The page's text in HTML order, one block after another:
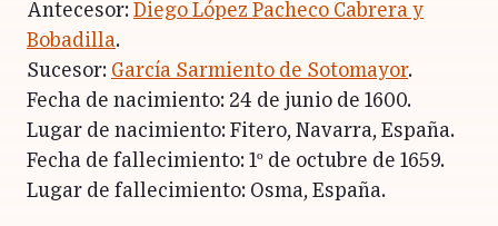
Antecesor: Diego López Pacheco Cabrera y
Bobadilla.
Sucesor: García Sarmiento de Sotomayor.
Fecha de nacimiento: 24 de junio de 1600.
Lugar de nacimiento: Fitero, Navarra, España.
Fecha de fallecimiento: 1º de octubre de 1659.
Lugar de fallecimiento: Osma, España.